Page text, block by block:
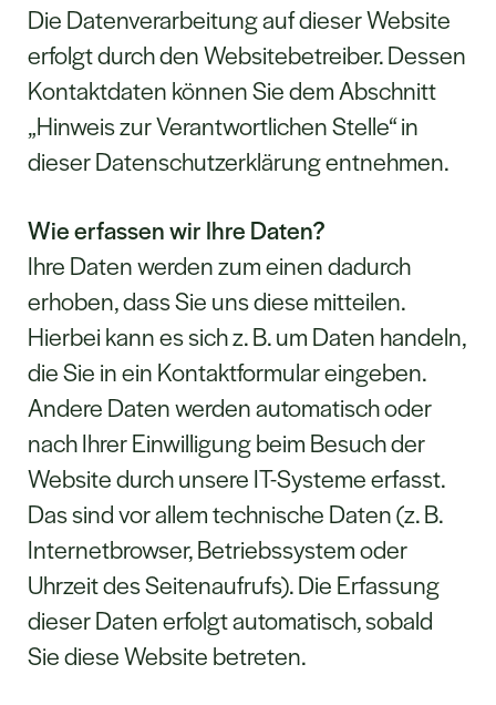
Die Datenverarbeitung auf dieser Website
erfolgt durch den Websitebetreiber. Dessen
Kontaktdaten können Sie dem Abschnitt
„Hinweis zur Verantwortlichen Stelle“ in
dieser Datenschutzerklärung entnehmen.
Wie erfassen wir Ihre Daten?
Ihre Daten werden zum einen dadurch
erhoben, dass Sie uns diese mitteilen.
Hierbei kann es sich z. B. um Daten handeln,
die Sie in ein Kontaktformular eingeben.
Andere Daten werden automatisch oder
nach Ihrer Einwilligung beim Besuch der
Website durch unsere IT-Systeme erfasst.
Das sind vor allem technische Daten (z. B.
Internetbrowser, Betriebssystem oder
Uhrzeit des Seitenaufrufs). Die Erfassung
dieser Daten erfolgt automatisch, sobald
Sie diese Website betreten.